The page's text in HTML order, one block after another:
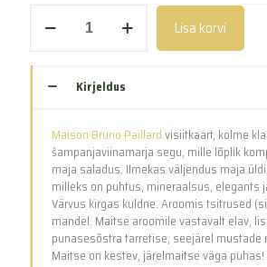
Cuvée
kogus
Lisa korvi
Kirjeldus
Maison Bruno Paillardvisiitkaart, kolme
šampanjaviinamarja segu, mille lõplik
maja saladus. Ilmekas väljendus maja
milleks on puhtus, mineraalsus, elegants
Värvus kirgas kuldne. Aroomis tsitrused
mandel. Maitse aroomile vastavalt elav,
punasesõstra tarretise, seejärel mustade
Maitse on kestev, järelmaitse väga puhas!